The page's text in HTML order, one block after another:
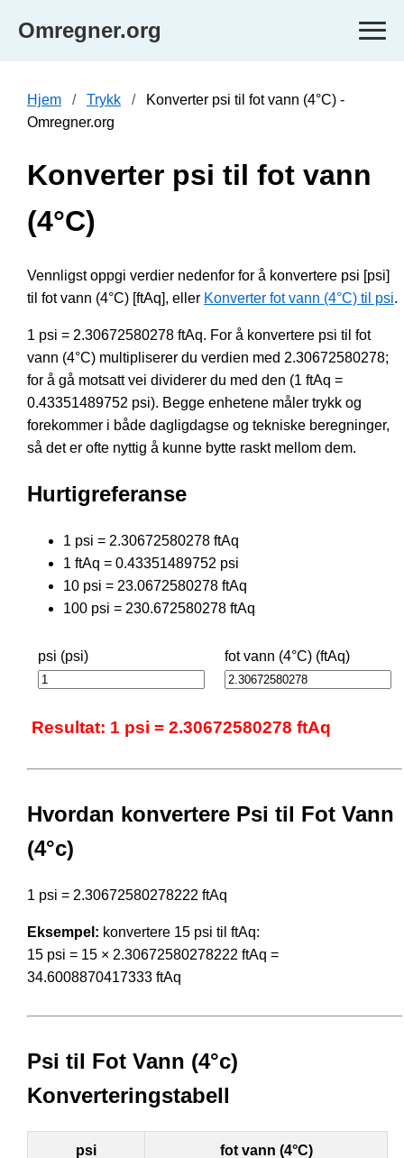
Omregner.org
Hjem Trykk
Konverter psi til fot vann (4°C) -
Omregner.org
Konverter psi til fot vann
(4°C)
Vennligst oppgi verdier nedenfor for å konvertere psi [psi]
til fot vann (4°C) [ftAq], eller Konverter fot vann (4°C) til psi.
1 psi = 2.30672580278 ftAq. For å konvertere psi til fot
vann (4°C) multipliserer du verdien med 2.30672580278;
for å gå motsatt vei dividerer du med den (1 ftAq =
0.43351489752 psi). Begge enhetene måler trykk og
forekommer i både dagligdagse og tekniske beregninger,
så det er ofte nyttig å kunne bytte raskt mellom dem.
Hurtigreferanse
1 psi = 2.30672580278 ftAq
1 ftAq = 0.43351489752 psi
10 psi = 23.0672580278 ftAq
100 psi = 230.672580278 ftAq
psi (psi) fot vann (4°C) (ftAq)
Resultat: 1 psi = 2.30672580278 ftAq
Hvordan konvertere Psi til Fot Vann
(4°c)
1 psi = 2.30672580278222 ftAq
Eksempel: konvertere 15 psi til ftAq:
15 psi = 15 × 2.30672580278222 ftAq =
34.6008870417333 ftAq
Psi til Fot Vann (4°c)
Konverteringstabell
psi fot vann (4°C)